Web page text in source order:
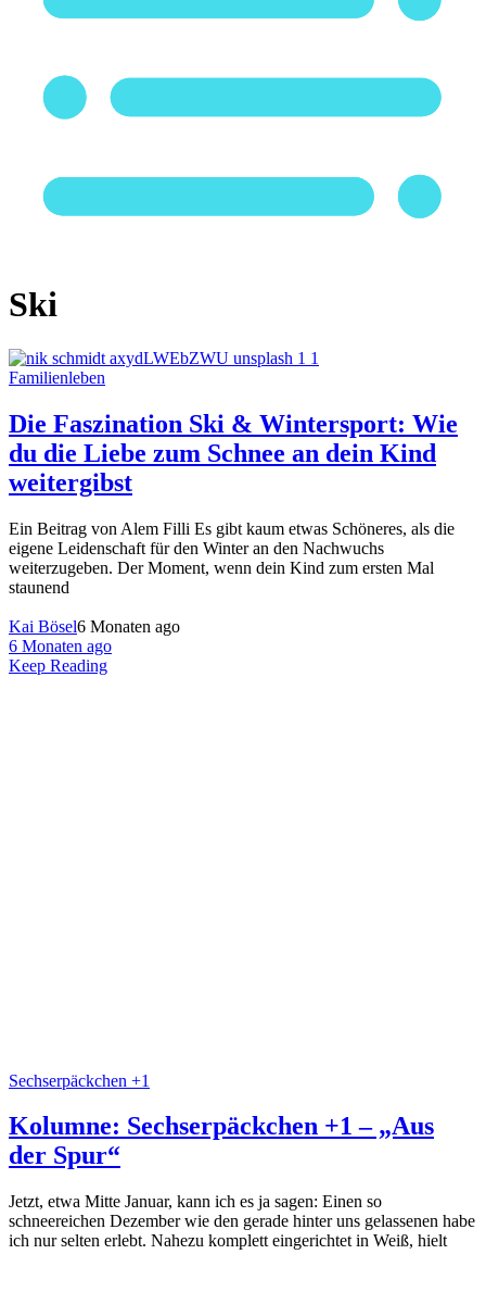
Ski
Familienleben
Die Faszination Ski & Wintersport: Wie
du die Liebe zum Schnee an dein Kind
weitergibst
Ein Beitrag von Alem Filli Es gibt kaum etwas Schöneres, als die
eigene Leidenschaft für den Winter an den Nachwuchs
weiterzugeben. Der Moment, wenn dein Kind zum ersten Mal
staunend
Kai Bösel6 Monaten ago
6 Monaten ago
Keep Reading
Sechserpäckchen +1
Kolumne: Sechserpäckchen +1 – „Aus
der Spur“
Jetzt, etwa Mitte Januar, kann ich es ja sagen: Einen so
schneereichen Dezember wie den gerade hinter uns gelassenen habe
ich nur selten erlebt. Nahezu komplett eingerichtet in Weiß, hielt